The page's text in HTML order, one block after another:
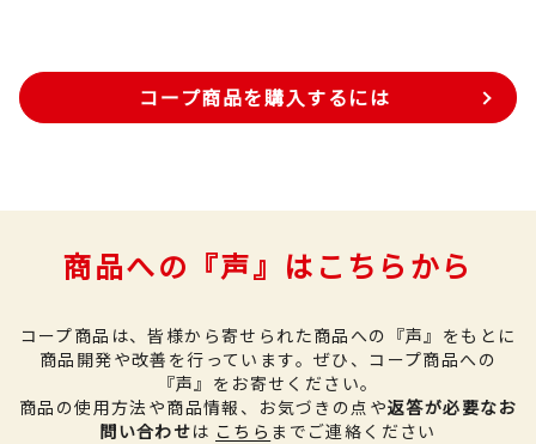
コープ商品を購入するには
商品への『声』はこちらから
コープ商品は、皆様から寄せられた商品への『声』をもとに
商品開発や改善を行っています。 ぜひ、コープ商品への
『声』をお寄せください。
商品の使用方法や商品情報、お気づきの点や返答が必要なお
問い合わせは こちら までご連絡ください